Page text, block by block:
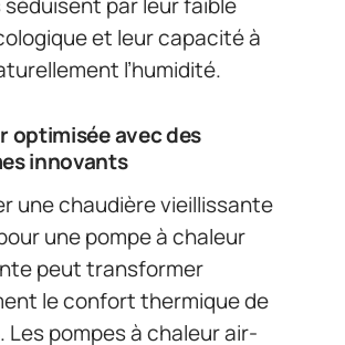
et leur capacité à
l’humidité.
optimisée avec des
innovants
une chaudière vieillissante
une pompe à chaleur
peut transformer
le confort thermique de
Les pompes à chaleur air-